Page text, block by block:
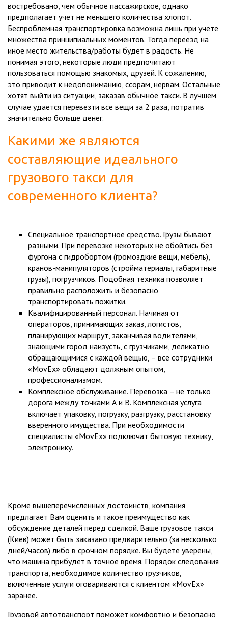
востребовано, чем обычное пассажирское, однако
предполагает учет не меньшего количества хлопот.
Беспроблемная транспортировка возможна лишь при учете
множества принципиальных моментов. Тогда переезд на
иное место жительства/работы будет в радость. Не
понимая этого, некоторые люди предпочитают
пользоваться помощью знакомых, друзей. К сожалению,
это приводит к недопониманию, ссорам, нервам. Остальные
хотят выйти из ситуации, заказав обычное такси. В лучшем
случае удается перевезти все вещи за 2 раза, потратив
значительно больше денег.
Какими же являются
составляющие идеального
грузового такси для
современного клиента?
Специальное транспортное средство. Грузы бывают
разными. При перевозке некоторых не обойтись без
фургона с гидробортом (громоздкие вещи, мебель),
кранов-манипуляторов (стройматериалы, габаритные
грузы), погрузчиков. Подобная техника позволяет
правильно расположить и безопасно
транспортировать пожитки.
Квалифицированный персонал. Начиная от
операторов, принимающих заказ, логистов,
планирующих маршрут, заканчивая водителями,
знающими город наизусть, с грузчиками, деликатно
обращающимися с каждой вещью, – все сотрудники
«MovEx» обладают должным опытом,
профессионализмом.
Комплексное обслуживание. Перевозка – не только
дорога между точками А и B. Комплексная услуга
включает упаковку, погрузку, разгрузку, расстановку
вверенного имущества. При необходимости
специалисты «MovEx» подключат бытовую технику,
электронику.
Кроме вышеперечисленных достоинств, компания
предлагает Вам оценить и такое преимущество как
обсуждение деталей перед сделкой. Ваше грузовое такси
(Киев) может быть заказано предварительно (за несколько
дней/часов) либо в срочном порядке. Вы будете уверены,
что машина прибудет в точное время. Порядок следования
транспорта, необходимое количество грузчиков,
включенные услуги оговариваются с клиентом «MovEx»
заранее.
Грузовой автотранспорт поможет комфортно и безопасно